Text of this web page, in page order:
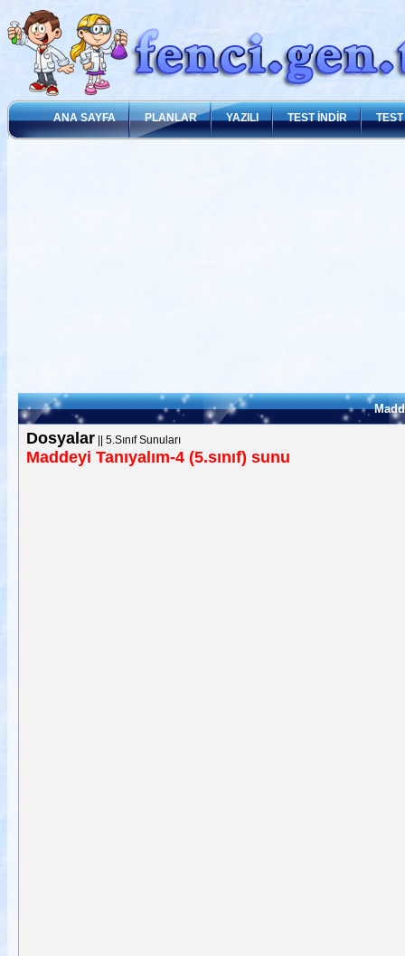
ANA SAYFA PLANLAR YAZILI TEST İNDİR
Dosyalar|| 5.Sınıf Sunuları
Maddeyi Tanıyalım-4 (5.sınıf) sunu